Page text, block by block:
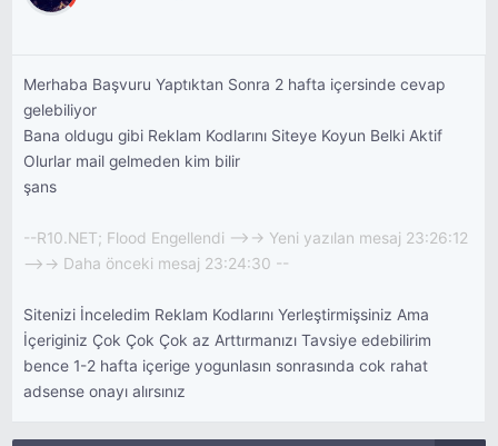
Merhaba Başvuru Yaptıktan Sonra 2 hafta içersinde cevap
gelebiliyor
Bana oldugu gibi Reklam Kodlarını Siteye Koyun Belki Aktif
Olurlar mail gelmeden kim bilir
şans
--R10.NET; Flood Engellendi -->-> Yeni yazılan mesaj 23:26:12
-->-> Daha önceki mesaj 23:24:30 --
Sitenizi İnceledim Reklam Kodlarını Yerleştirmişsiniz Ama
İçeriginiz Çok Çok Çok az Arttırmanızı Tavsiye edebilirim
bence 1-2 hafta içerige yogunlasın sonrasında cok rahat
adsense onayı alırsınız